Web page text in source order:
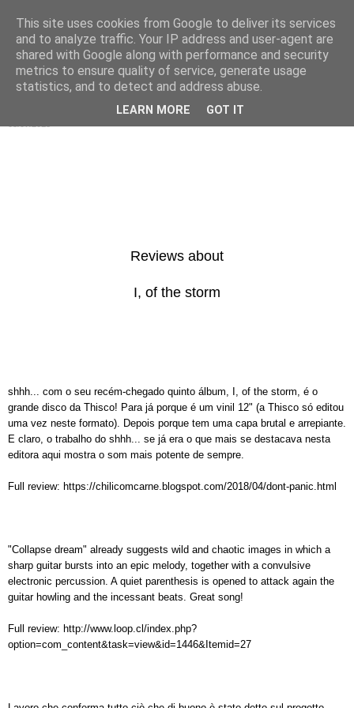
s h h h . . .
Reviews about
I, of the storm
shhh... com o seu recém-chegado quinto álbum, I, of the storm, é o
grande disco da Thisco! Para já porque é um vinil 12" (a Thisco só editou
uma vez neste formato). Depois porque tem uma capa brutal e arrepiante.
E claro, o trabalho do shhh... se já era o que mais se destacava nesta
editora aqui mostra o som mais potente de sempre.
Full review: https://chilicomcarne.blogspot.com/2018/04/dont-panic.html
"Collapse dream" already suggests wild and chaotic images in which a
sharp guitar bursts into an epic melody, together with a convulsive
electronic percussion. A quiet parenthesis is opened to attack again the
guitar howling and the incessant beats. Great song!
Full review: http://www.loop.cl/index.php?
option=com_content&task=view&id=1446&Itemid=27
This site uses cookies from Google to deliver its services
and to analyze traffic. Your IP address and user-agent are
shared with Google along with performance and security
metrics to ensure quality of service, generate usage
statistics, and to detect and address abuse.
LEARN MORE GOT IT